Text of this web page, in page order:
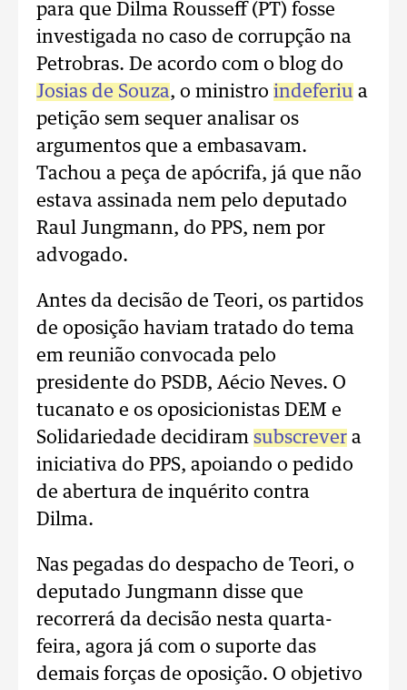
para que Dilma Rousseff (PT) fosse
investigada no caso de corrupção na
Petrobras. De acordo com o blog do
Josias de Souza, o ministro indeferiu a
petição sem sequer analisar os
argumentos que a embasavam.
Tachou a peça de apócrifa, já que não
estava assinada nem pelo deputado
Raul Jungmann, do PPS, nem por
advogado.
Antes da decisão de Teori, os partidos
de oposição haviam tratado do tema
em reunião convocada pelo
presidente do PSDB, Aécio Neves. O
tucanato e os oposicionistas DEM e
Solidariedade decidiram subscrever a
iniciativa do PPS, apoiando o pedido
de abertura de inquérito contra
Dilma.
Nas pegadas do despacho de Teori, o
deputado Jungmann disse que
recorrerá da decisão nesta quarta-
feira, agora já com o suporte das
demais forças de oposição. O objetivo